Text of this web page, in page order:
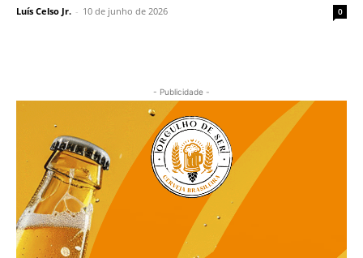
Luís Celso Jr. - 10 de junho de 2026 0
- Publicidade -